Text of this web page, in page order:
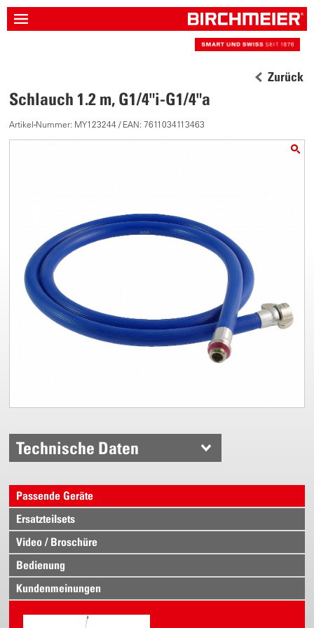
Zurück
Schlauch 1.2 m, G1/4"i-G1/4"a
Artikel-Nummer: MY123244 / EAN: 7611034113463
Technische Daten
Passende Geräte
Ersatzteilsets
Video / Broschüre
Bedienung
Kundenmeinungen